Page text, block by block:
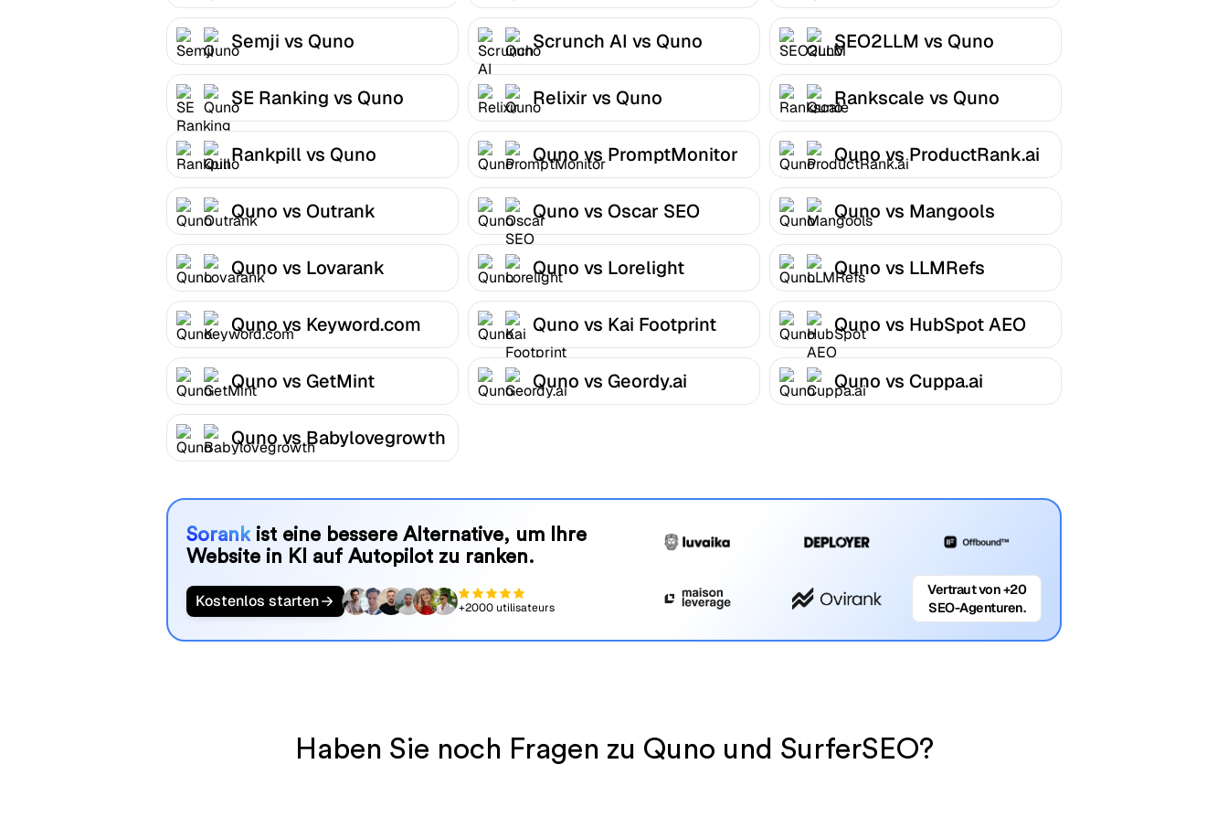
Semji vs Quno Scrunch AI vs Quno SEO2LLM vs Quno
SE Ranking vs Quno Relixir vs Quno Rankscale vs Quno
Rankpill vs Quno Quno vs PromptMonitor Quno vs ProductRank.ai
Quno vs Outrank Quno vs Oscar SEO Quno vs Mangools
Quno vs Lovarank Quno vs Lorelight Quno vs LLMRefs
Quno vs Keyword.com Quno vs Kai Footprint Quno vs HubSpot AEO
Quno vs GetMint Quno vs Geordy.ai Quno vs Cuppa.ai
Quno vs Babylovegrowth
Sorankist eine bessere Alternative, um Ihre
Website in KI auf Autopilot zu ranken.
Kostenlos starten +2000 utilisateurs
Vertraut von +20
SEO-Agenturen.
Haben Sie noch Fragen zu Quno und SurferSEO?